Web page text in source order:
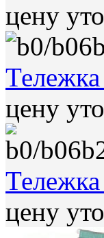
цену
цену
цену